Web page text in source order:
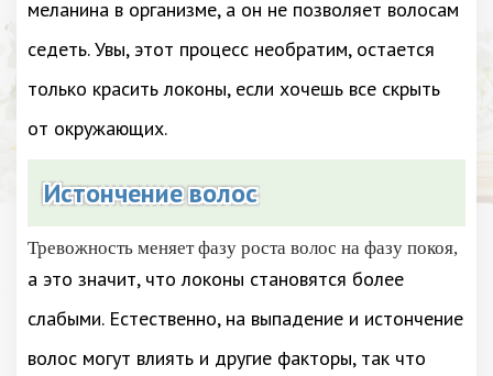
меланина в организме, а он не позволяет волосам
седеть. Увы, этот процесс необратим, остается
только красить локоны, если хочешь все скрыть
от окружающих.
Истончение волос
Тревожность меняет фазу роста волос на фазу покоя,
а это значит, что локоны становятся более
слабыми. Естественно, на выпадение и истончение
волос могут влиять и другие факторы, так что